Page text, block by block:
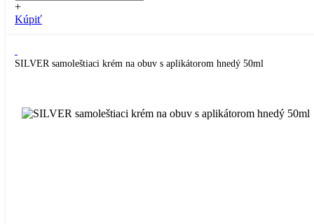
+
Kúpiť
SILVER samoleštiaci krém na obuv s aplikátorom hnedý 50ml